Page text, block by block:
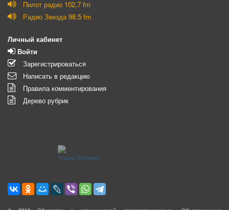
Пилот радио 102,7 fm
Радио Звезда 98.5 fm
Личный кабинет
Войти
Зарегистрироваться
Написать в редакцию
Правила комментирования
Дерево рубрик